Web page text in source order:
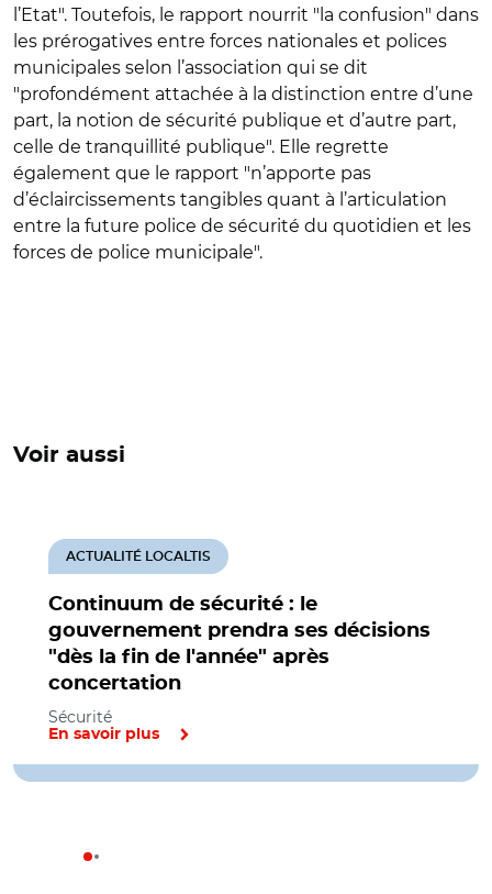
l’Etat". Toutefois, le rapport nourrit "la confusion" dans
les prérogatives entre forces nationales et polices
municipales selon l’association qui se dit
"profondément attachée à la distinction entre d’une
part, la notion de sécurité publique et d’autre part,
celle de tranquillité publique". Elle regrette
également que le rapport "n’apporte pas
d’éclaircissements tangibles quant à l’articulation
entre la future police de sécurité du quotidien et les
forces de police municipale".
Voir aussi
Continuum de sécurité : le
gouvernement prendra ses décisions
"dès la fin de l'année" après
concertation
ACTUALITÉ LOCALTIS
Sécurité
En savoir plus